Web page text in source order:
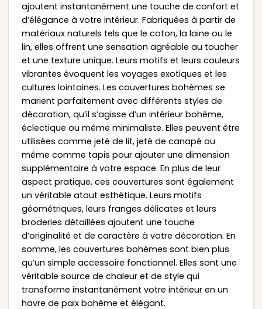
ajoutent instantanément une touche de confort et
d’élégance à votre intérieur. Fabriquées à partir de
matériaux naturels tels que le coton, la laine ou le
lin, elles offrent une sensation agréable au toucher
et une texture unique. Leurs motifs et leurs couleurs
vibrantes évoquent les voyages exotiques et les
cultures lointaines. Les couvertures bohèmes se
marient parfaitement avec différents styles de
décoration, qu’il s’agisse d’un intérieur bohème,
éclectique ou même minimaliste. Elles peuvent être
utilisées comme jeté de lit, jeté de canapé ou
même comme tapis pour ajouter une dimension
supplémentaire à votre espace. En plus de leur
aspect pratique, ces couvertures sont également
un véritable atout esthétique. Leurs motifs
géométriques, leurs franges délicates et leurs
broderies détaillées ajoutent une touche
d’originalité et de caractère à votre décoration. En
somme, les couvertures bohèmes sont bien plus
qu’un simple accessoire fonctionnel. Elles sont une
véritable source de chaleur et de style qui
transforme instantanément votre intérieur en un
havre de paix bohème et élégant.